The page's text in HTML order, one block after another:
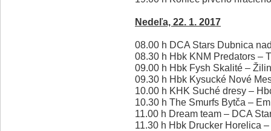
Nedeľa, 22. 1. 2017
08.00 h DCA Stars Dubnica
08.30 h Hbk KNM Predators –
09.00 h Hbk Fysh Skalité –
09.30 h Hbk Kysucké Nové
10.00 h KHK Suché dresy –
10.30 h The Smurfs Bytča –
11.00 h Dream team – DCA
11.30 h Hbk Drucker Horelica